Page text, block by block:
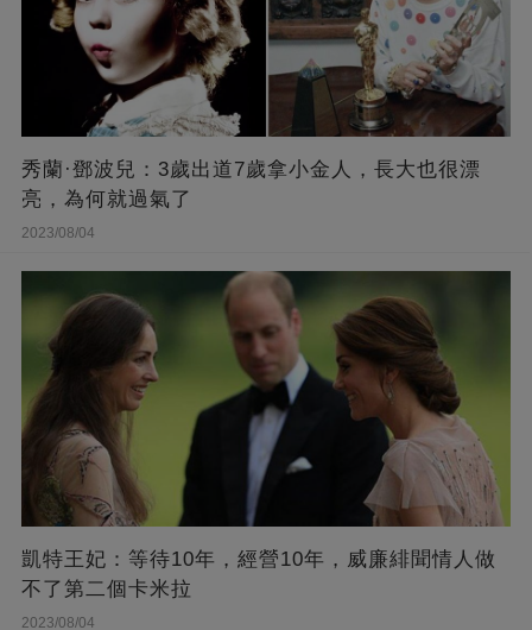
秀蘭·鄧波兒：3歲出道7歲拿小金人，長大也很漂
亮，為何就過氣了
2023/08/04
凱特王妃：等待10年，經營10年，威廉緋聞情人做
不了第二個卡米拉
2023/08/04